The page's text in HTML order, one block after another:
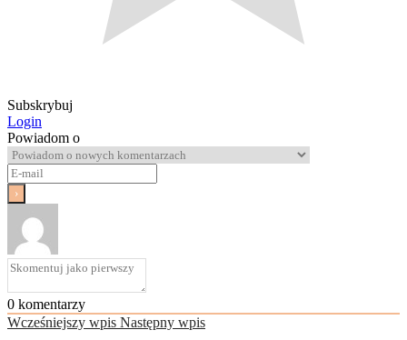
Subskrybuj
Login
Powiadom o
0 komentarzy
Wcześniejszy wpis Następny wpis